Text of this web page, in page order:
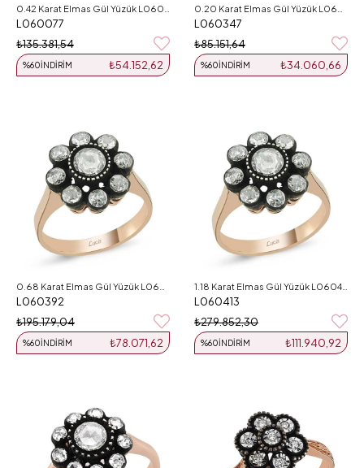
L060077
₺54.152,62
%60İNDIRIM
₺135.381,54
L060347
₺34.060,66
%60İNDIRIM
₺85.151,64
L060392
₺78.071,62
%60İNDIRIM
₺195.179,04
L060413
₺111.940,92
%60İNDIRIM
₺279.852,30